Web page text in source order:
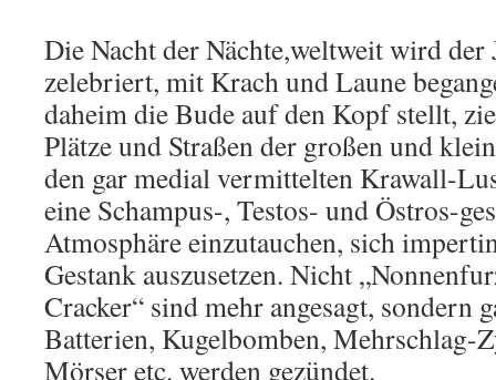
Die Nacht der Nächte,weltweit wird der
zelebriert, mit Krach und Laune
daheim die Bude auf den Kopf stellt,
Plätze und Straßen der großen und
den gar medial vermittelten Krawall-
eine Schampus-, Testos- und Östros-
Atmosphäre einzutauchen, sich
Gestank auszusetzen. Nicht
Cracker“ sind mehr angesagt, sondern
Batterien, Kugelbomben, Mehrschlag-
Mörser etc. werden gezündet.